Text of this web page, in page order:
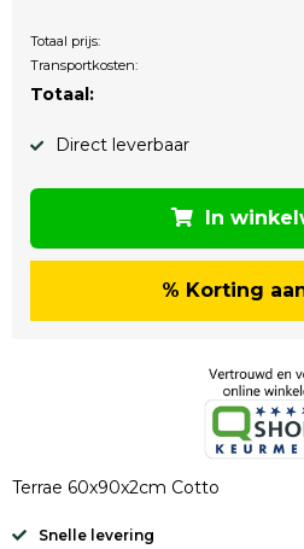
Totaal prijs:
Transportkosten:
Totaal:
Direct leverbaar
In
% Korting
Terrae 60x90x2cm Cotto
Snelle levering